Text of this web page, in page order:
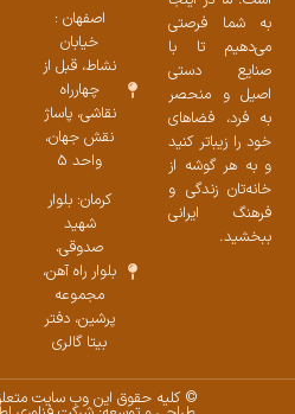
به شما فرصتی
می‌دهیم تا با
صنایع دستی
اصیل و منحصر
به فرد، فضاهای
خود را زیباتر کنید
و به هر گوشه از
خانه‌تان زندگی و
فرهنگ ایرانی
ببخشید.
اصفهان :
خیابان
نشاط، قبل از
چهارراه
نقاشی، پاساژ
نقش جهان،
واحد 5
کرمان: بلوار
شهید
صدوقی،
بلوار راه آهن،
مجموعه
پرشین،‌ دفتر
بیتا گالری
© کلیه حقوق این وب سایت